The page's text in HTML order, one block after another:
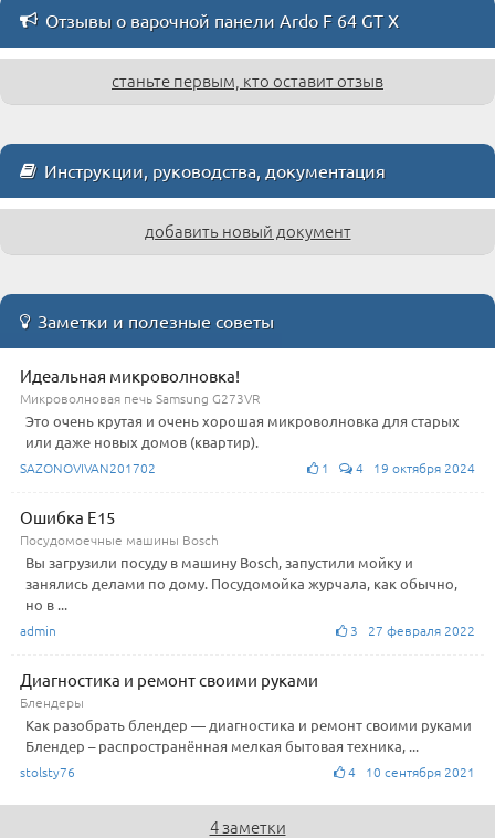
Отзывы о варочной панели Ardo F 64 GT X
станьте первым, кто оставит отзыв
Инструкции, руководства, документация
добавить новый документ
Заметки и полезные советы
Идеальная микроволновка!
Микроволновая печь Samsung G273VR
Это очень крутая и очень хорошая микроволновка для старых
или даже новых домов (квартир).
SAZONOVIVAN201702 1 4 19 октября 2024
Ошибка E15
Посудомоечные машины Bosch
Вы загрузили посуду в машину Bosch, запустили мойку и
занялись делами по дому. Посудомойка журчала, как обычно,
но в ...
admin 3 27 февраля 2022
Диагностика и ремонт своими руками
Блендеры
Как разобрать блендер — диагностика и ремонт своими руками
Блендер – распространённая мелкая бытовая техника, ...
stolsty76 4 10 сентября 2021
4 заметки